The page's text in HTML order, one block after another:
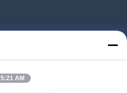
5:21 AM